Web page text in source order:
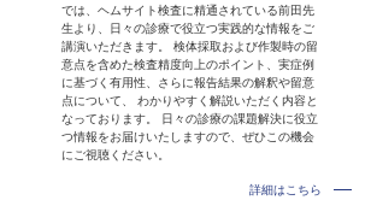
では、ヘムサイト検査に精通されている前田先
生より、日々の診療で役立つ実践的な情報をご
講演いただきます。 検体採取および作製時の留
意点を含めた検査精度向上のポイント、実症例
に基づく有用性、さらに報告結果の解釈や留意
点について、 わかりやすく解説いただく内容と
なっております。 日々の診療の課題解決に役立
つ情報をお届けいたしますので、ぜひこの機会
にご視聴ください。
詳細はこちら